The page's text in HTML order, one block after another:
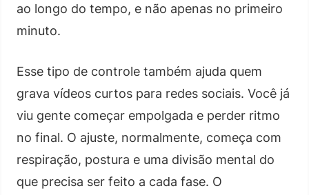
ao longo do tempo, e não apenas no primeiro
minuto.
Esse tipo de controle também ajuda quem
grava vídeos curtos para redes sociais. Você já
viu gente começar empolgada e perder ritmo
no final. O ajuste, normalmente, começa com
respiração, postura e uma divisão mental do
que precisa ser feito a cada fase. O